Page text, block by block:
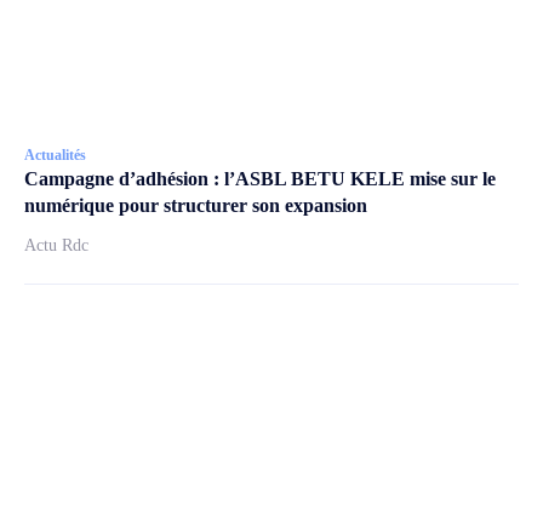
Actualités
Campagne d’adhésion : l’ASBL BETU KELE mise sur le
numérique pour structurer son expansion
Actu Rdc